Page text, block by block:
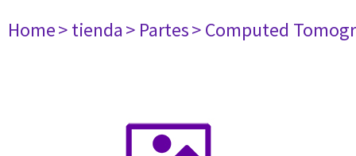
Home> tienda> Partes> Computed